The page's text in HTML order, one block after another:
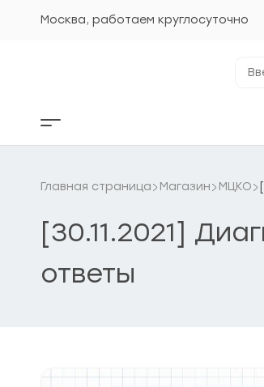
Москва, работаем круглосуточно
Кнопка
бокового
Главная страница Магазин МЦКО
[30.11.2021]
ответы